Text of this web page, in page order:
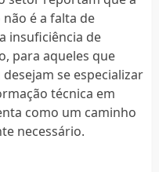
é a falta de
insuficiência de
para aqueles que
se especializar
técnica em
como um caminho
necessário.